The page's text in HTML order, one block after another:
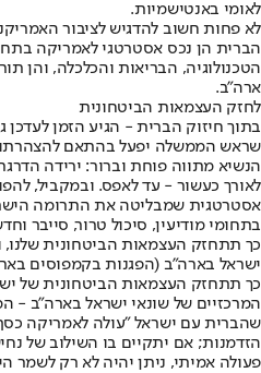
לאומי באנטישמיות.
לא פחות חשוב להדגיש לציבור
הברית הן נכס אסטרטגי לאמריקה
הטכנולוגיה, הבריאות והכלכלה, והן
ארה"ב.
לחזק העצמאות הביטחונית
בתוך חיזוק הברית - הגיע הזמן לעדכן
שראש הממשלה יפעל בהתאם להצהרתו
הנשיא מתווה פוחת וברור: ירידה
לאורך כעשור - עד לאפס. ובמקביל,
אסטרטגית שמבליטה את התרומה
בתחומי מודיעין, סיכול טרור, סייבר
כך תתחזק העצמאות הביטחונית שלנו,
ישראל בארה"ב (הפגנות בקמפוסים
כך תתחזק העצמאות הביטחונית של
המרכזיים של שונאי ישראל בארה"ב -
שהברית עם ישראל "עולה לאמריקה
הזדמנות; אם יתקיים בו השילוב של
פעולה אמיתי, ניתן יהיה לא רק לשמר